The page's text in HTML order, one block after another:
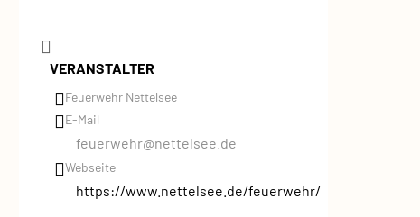
VERANSTALTER
Feuerwehr Nettelsee
E-Mail
feuerwehr@nettelsee.de
Webseite
https://www.nettelsee.de/feuerwehr/